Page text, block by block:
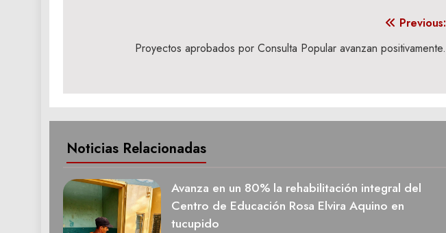
Previous:
Proyectos aprobados por Consulta Popular avanzan positivamente.
Noticias Relacionadas
Avanza en un 80% la rehabilitación integral del
Centro de Educación Rosa Elvira Aquino en
tucupido